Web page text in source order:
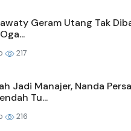
Geram Utang Tak
217
Jadi Manajer, Nanda
Tu...
216